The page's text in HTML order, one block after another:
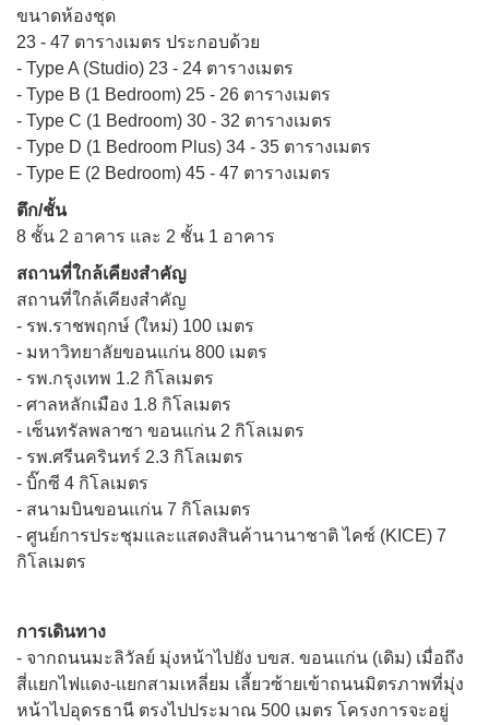
ขนาดห้องชุด
23 - 47 ตารางเมตร ประกอบด้วย
- Type A (Studio) 23 - 24 ตารางเมตร
- Type B (1 Bedroom) 25 - 26 ตารางเมตร
- Type C (1 Bedroom) 30 - 32 ตารางเมตร
- Type D (1 Bedroom Plus) 34 - 35 ตารางเมตร
- Type E (2 Bedroom) 45 - 47 ตารางเมตร
ตึก/ชั้น
8 ชั้น 2 อาคาร และ 2 ชั้น 1 อาคาร
สถานที่ใกล้เคียงสำคัญ
สถานที่ใกล้เคียงสำคัญ
- รพ.ราชพฤกษ์ (ใหม่) 100 เมตร
- มหาวิทยาลัยขอนแก่น 800 เมตร
- รพ.กรุงเทพ 1.2 กิโลเมตร
- ศาลหลักเมือง 1.8 กิโลเมตร
- เซ็นทรัลพลาซา ขอนแก่น 2 กิโลเมตร
- รพ.ศรีนครินทร์ 2.3 กิโลเมตร
- บิ๊กซี 4 กิโลเมตร
- สนามบินขอนแก่น 7 กิโลเมตร
- ศูนย์การประชุมและแสดงสินค้านานาชาติ ไคซ์ (KICE) 7
กิโลเมตร
การเดินทาง
- จากถนนมะลิวัลย์ มุ่งหน้าไปยัง บขส. ขอนแก่น (เดิม) เมื่อถึง
สี่แยกไฟแดง-แยกสามเหลี่ยม เลี้ยวซ้ายเข้าถนนมิตรภาพที่มุ่ง
หน้าไปอุดรธานี ตรงไปประมาณ 500 เมตร โครงการจะอยู่